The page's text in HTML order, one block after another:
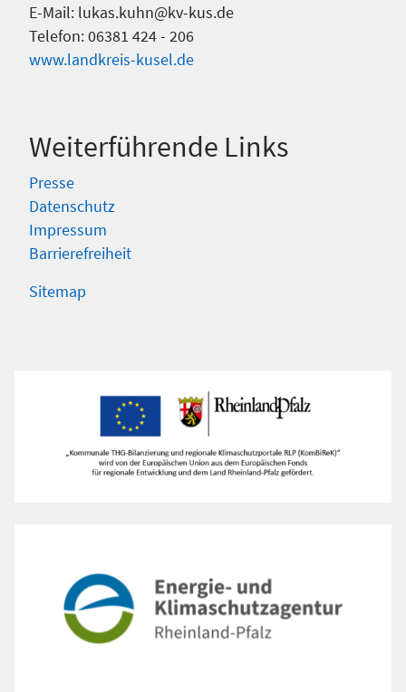
E-Mail: lukas.kuhn@kv-kus.de
Telefon: 06381 424 - 206
www.landkreis-kusel.de
Weiterführende Links
Presse
Datenschutz
Impressum
Barrierefreiheit
Sitemap